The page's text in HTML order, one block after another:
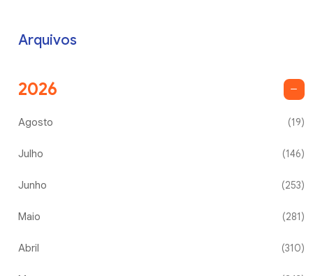
Arquivos
2026
Agosto (19)
Julho (146)
Junho (253)
Maio (281)
Abril (310)